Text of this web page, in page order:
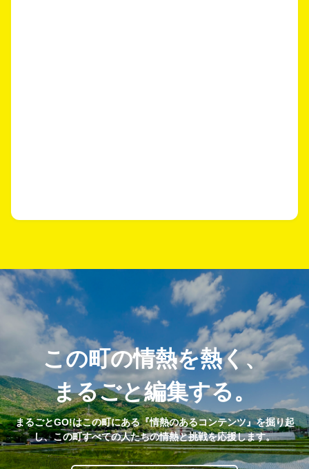
この町の情熱を熱く、
まるごと編集する。
まるごとGO!はこの町にある『情熱のあるコンテンツ』を掘り起
し、この町すべての人たちの情熱と挑戦を応援します。